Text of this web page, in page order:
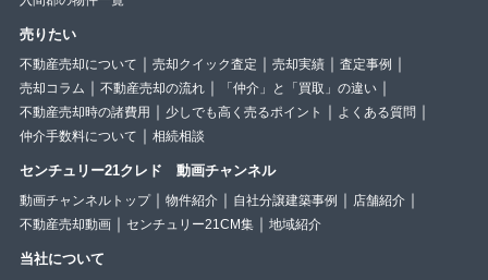
売りたい
不動産売却について 売却クイック査定 売却実績
査定事例
売却コラム
不動産売却の流れ
「仲介」と「買取」の違い
不動産売却時の諸費用
少しでも高く売るポイント
よくある質問
仲介手数料について
相続相談
センチュリー21クレド 動画チャンネル
動画チャンネルトップ 物件紹介 自社分譲建築事例
店舗紹介
不動産売却動画
センチュリー21CM集 地域紹介
当社について